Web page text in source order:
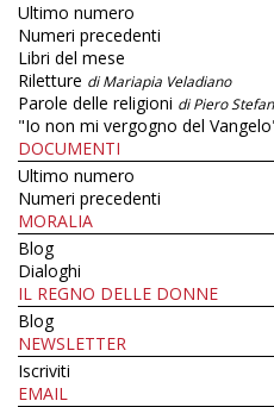
Ultimo numero
Numeri precedenti
Libri del mese
Riletture di Mariapia Veladiano
Parole delle religioni di Piero
"Io non mi vergogno del
DOCUMENTI
Ultimo numero
Numeri precedenti
MORALIA
Blog
Dialoghi
IL REGNO DELLE DONNE
Blog
NEWSLETTER
Iscriviti
EMAIL